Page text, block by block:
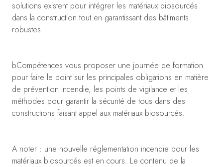
solutions existent pour intégrer les matériaux biosourcés
dans la construction tout en garantissant des bâtiments
robustes.
bCompétences vous proposer une journée de formation
pour faire le point sur les principales obligations en matière
de prévention incendie, les points de vigilance et les
méthodes pour garantir la sécurité de tous dans des
constructions faisant appel aux matériaux biosourcés.
A noter : une nouvelle réglementation incendie pour les
matériaux biosourcés est en cours. Le contenu de la